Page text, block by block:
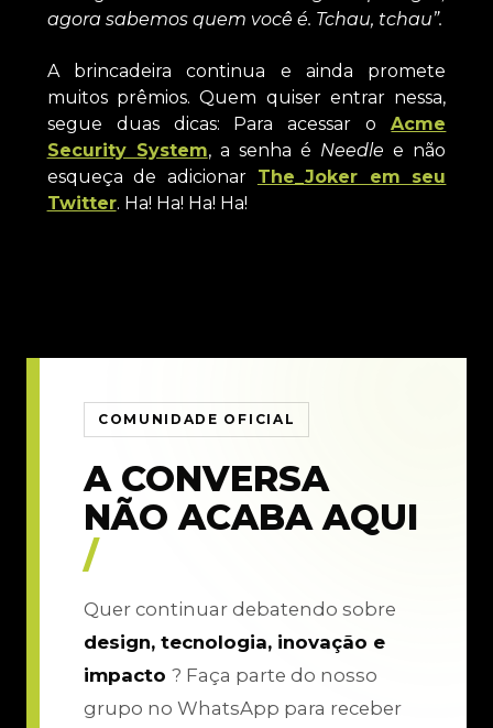
agora sabemos quem você é. Tchau, tchau”.
A brincadeira continua e ainda promete
muitos prêmios. Quem quiser entrar nessa,
segue duas dicas: Para acessar oAcme
Security System, a senha é Needlee não
esqueça de adicionar The_Joker em seu
Twitter. Ha! Ha! Ha! Ha!
COMUNIDADE OFICIAL
A CONVERSA
NÃO ACABA AQUI
/
Quer continuar debatendo sobre
design, tecnologia, inovação e
impacto ? Faça parte do nosso
grupo no WhatsApp para receber